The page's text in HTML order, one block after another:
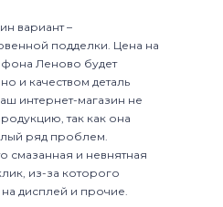
вариант –
подделки. Цена на
Леново будет
и качеством деталь
интернет-магазин не
так как она
ряд проблем.
смазанная и невнятная
из-за которого
дисплей и прочие.